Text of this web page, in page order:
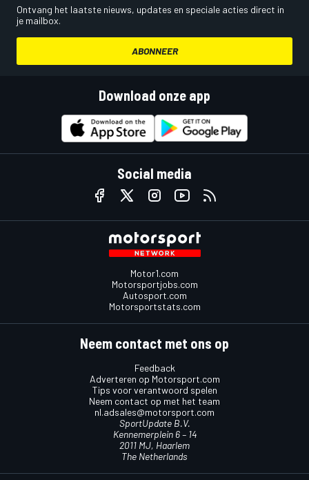
Ontvang het laatste nieuws, updates en speciale acties direct in
je mailbox.
ABONNEER
Download onze app
Social media
Motor1.com
Motorsportjobs.com
Autosport.com
Motorsportstats.com
Neem contact met ons op
Feedback
Adverteren op Motorsport.com
Tips voor verantwoord spelen
Neem contact op met het team
nl.adsales@motorsport.com
SportUpdate B.V.
Kennemerplein 6 – 14
2011 MJ, Haarlem
The Netherlands